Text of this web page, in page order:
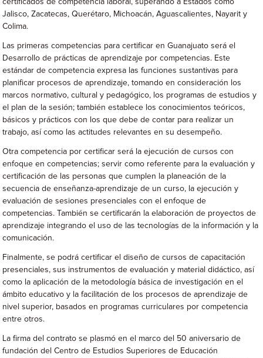
certificados de competencia laboral, superando a Estados como
Jalisco, Zacatecas, Querétaro, Michoacán, Aguascalientes, Nayarit y
Colima.
Las primeras competencias para certificar en Guanajuato será el
Desarrollo de prácticas de aprendizaje por competencias. Este
estándar de competencia expresa las funciones sustantivas para
planificar procesos de aprendizaje, tomando en consideración los
marcos normativo, cultural y pedagógico, los programas de estudios y
el plan de la sesión; también establece los conocimientos teóricos,
básicos y prácticos con los que debe de contar para realizar un
trabajo, así como las actitudes relevantes en su desempeño.
Otra competencia por certificar será la ejecución de cursos con
enfoque en competencias; servir como referente para la evaluación y
certificación de las personas que cumplen la planeación de la
secuencia de enseñanza-aprendizaje de un curso, la ejecución y
evaluación de sesiones presenciales con el enfoque de
competencias. También se certificarán la elaboración de proyectos de
aprendizaje integrando el uso de las tecnologías de la información y la
comunicación.
Finalmente, se podrá certificar el diseño de cursos de capacitación
presenciales, sus instrumentos de evaluación y material didáctico, así
como la aplicación de la metodología básica de investigación en el
ámbito educativo y la facilitación de los procesos de aprendizaje de
nivel superior, basados en programas curriculares por competencia
entre otros.
La firma del contrato se plasmó en el marco del 50 aniversario de
fundación del Centro de Estudios Superiores de Educación